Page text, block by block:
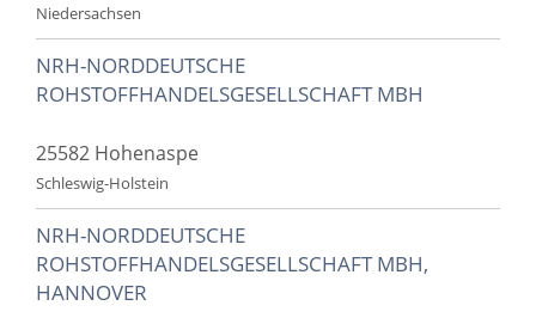
Niedersachsen
NRH-NORDDEUTSCHE
ROHSTOFFHANDELSGESELLSCHAFT MBH
25582 Hohenaspe
Schleswig-Holstein
NRH-NORDDEUTSCHE
ROHSTOFFHANDELSGESELLSCHAFT MBH,
HANNOVER